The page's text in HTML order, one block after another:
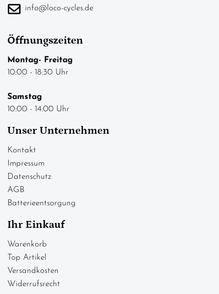
info@loco-cycles.de
Öffnungszeiten
Montag- Freitag
10:00 - 18:30 Uhr
Samstag
10:00 - 14:00 Uhr
Unser Unternehmen
Kontakt
Impressum
Datenschutz
AGB
Batterieentsorgung
Ihr Einkauf
Warenkorb
Top Artikel
Versandkosten
Widerrufsrecht